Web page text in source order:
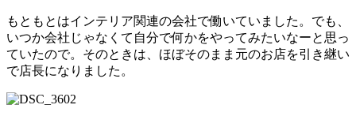
もともとはインテリア関連の会社で働いていました。でも、
いつか会社じゃなくて自分で何かをやってみたいなーと思っ
ていたので。そのときは、ほぼそのまま元のお店を引き継い
で店長になりました。